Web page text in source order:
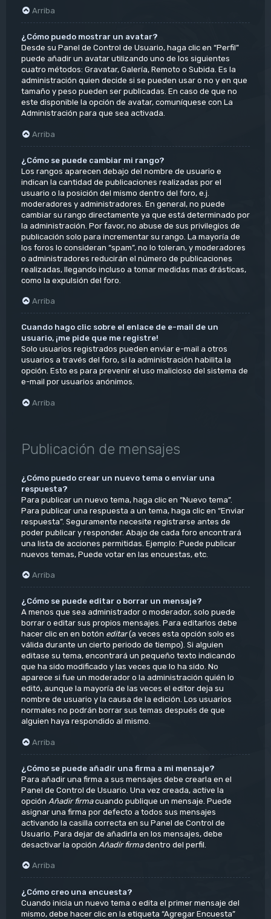
Arriba
¿Cómo puedo mostrar un avatar?
Desde su Panel de Control de Usuario, haga clic en “Perfil”
puede añadir un avatar utilizando uno de los siguientes
cuatro métodos: Gravatar, Galería, Remoto o Subida. Es la
administración quien decide si se pueden usar o no y en que
tamaño y peso pueden ser publicadas. En caso de que no
este disponible la opción de avatar, comuníquese con La
Administración para que sea activada.
Arriba
¿Cómo se puede cambiar mi rango?
Los rangos aparecen debajo del nombre de usuario e
indican la cantidad de publicaciones realizadas por el
usuario o la posición del mismo dentro del foro, e.j.
moderadores y administradores. En general, no puede
cambiar su rango directamente ya que está determinado por
la administración. Por favor, no abuse de sus privilegios de
publicación solo para incrementar su rango. La mayoría de
los foros lo consideran “spam”, no lo toleran, y moderadores
o administradores reducirán el número de publicaciones
realizadas, llegando incluso a tomar medidas mas drásticas,
como la expulsión del foro.
Arriba
Cuando hago clic sobre el enlace de e-mail de un
usuario, ¡me pide que me registre!
Solo usuarios registrados pueden enviar e-mail a otros
usuarios a través del foro, si la administración habilita la
opción. Esto es para prevenir el uso malicioso del sistema de
e-mail por usuarios anónimos.
Arriba
Publicación de mensajes
¿Cómo puedo crear un nuevo tema o enviar una
respuesta?
Para publicar un nuevo tema, haga clic en “Nuevo tema”.
Para publicar una respuesta a un tema, haga clic en “Enviar
respuesta”. Seguramente necesite registrarse antes de
poder publicar y responder. Abajo de cada foro encontrará
una lista de acciones permitidas. Ejemplo: Puede publicar
nuevos temas, Puede votar en las encuestas, etc.
Arriba
¿Cómo se puede editar o borrar un mensaje?
A menos que sea administrador o moderador, solo puede
borrar o editar sus propios mensajes. Para editarlos debe
hacer clic en en botón editar(a veces esta opción solo es
válida durante un cierto periodo de tiempo). Si alguien
editase su tema, encontrará un pequeño texto indicando
que ha sido modificado y las veces que lo ha sido. No
aparece si fue un moderador o la administración quién lo
editó, aunque la mayoría de las veces el editor deja su
nombre de usuario y la causa de la edición. Los usuarios
normales no podrán borrar sus temas después de que
alguien haya respondido al mismo.
Arriba
¿Cómo se puede añadir una firma a mi mensaje?
Para añadir una firma a sus mensajes debe crearla en el
Panel de Control de Usuario. Una vez creada, active la
opción Añadir firmacuando publique un mensaje. Puede
asignar una firma por defecto a todos sus mensajes
activando la casilla correcta en su Panel de Control de
Usuario. Para dejar de añadirla en los mensajes, debe
desactivar la opción Añadir firmadentro del perfil.
Arriba
¿Cómo creo una encuesta?
Cuando inicia un nuevo tema o edita el primer mensaje del
mismo, debe hacer clic en la etiqueta “Agregar Encuesta”